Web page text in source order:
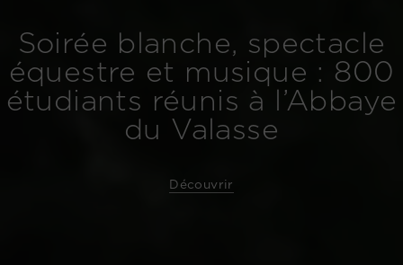
Soirée blanche, spectacle
équestre et musique : 800
étudiants réunis à l’Abbaye
du Valasse
Découvrir